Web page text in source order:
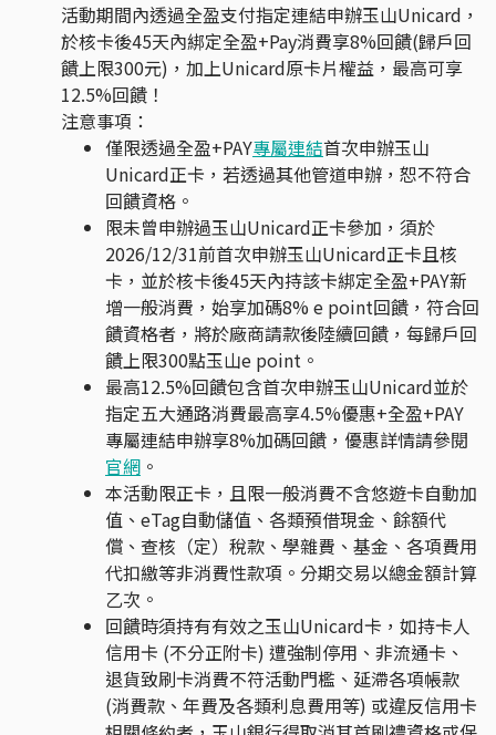
活動期間內透過全盈支付指定連結申辦玉山Unicard，
於核卡後45天內綁定全盈+Pay消費享8%回饋(歸戶回
饋上限300元)，加上Unicard原卡片權益，最高可享
12.5%回饋！
注意事項：
僅限透過全盈+PAY專屬連結首次申辦玉山
Unicard正卡，若透過其他管道申辦，恕不符合
回饋資格。
限未曾申辦過玉山Unicard正卡參加，須於
2026/12/31前首次申辦玉山Unicard正卡且核
卡，並於核卡後45天內持該卡綁定全盈+PAY新
增一般消費，始享加碼8% e point回饋，符合回
饋資格者，將於廠商請款後陸續回饋，每歸戶回
饋上限300點玉山e point。
最高12.5%回饋包含首次申辦玉山Unicard並於
指定五大通路消費最高享4.5%優惠+全盈+PAY
專屬連結申辦享8%加碼回饋，優惠詳情請參閱
官網 。
本活動限正卡，且限一般消費不含悠遊卡自動加
值、eTag自動儲值、各類預借現金、餘額代
償、查核（定）稅款、學雜費、基金、各項費用
代扣繳等非消費性款項。分期交易以總金額計算
乙次。
回饋時須持有有效之玉山Unicard卡，如持卡人
信用卡 (不分正附卡) 遭強制停用、非流通卡、
退貨致刷卡消費不符活動門檻、延滯各項帳款
(消費款、年費及各類利息費用等) 或違反信用卡